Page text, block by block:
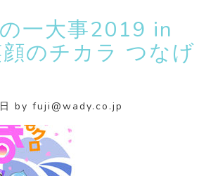
一大事2019 in
のチカラ つなげ
by fuji@wady.co.jp